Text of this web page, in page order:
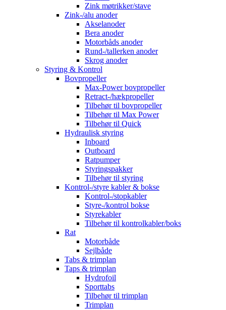
Zink møtrikker/stave
Zink-/alu anoder
Akselanoder
Bera anoder
Motorbåds anoder
Rund-/tallerken anoder
Skrog anoder
Styring & Kontrol
Bovpropeller
Max-Power bovpropeller
Retract-/hækpropeller
Tilbehør til bovpropeller
Tilbehør til Max Power
Tilbehør til Quick
Hydraulisk styring
Inboard
Outboard
Ratpumper
Styringspakker
Tilbehør til styring
Kontrol-/styre kabler & bokse
Kontrol-/stopkabler
Styre-/kontrol bokse
Styrekabler
Tilbehør til kontrolkabler/boks
Rat
Motorbåde
Sejlbåde
Tabs & trimplan
Taps & trimplan
Hydrofoil
Sporttabs
Tilbehør til trimplan
Trimplan